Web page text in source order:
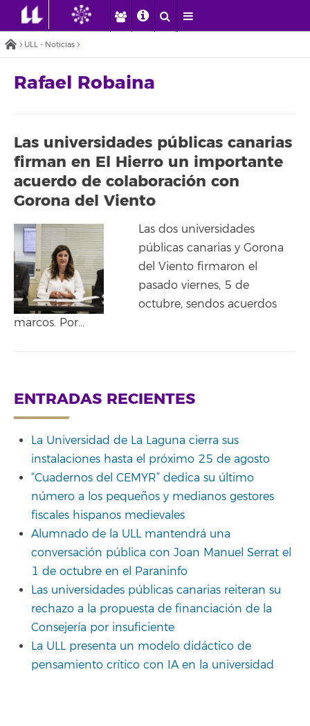
ULL - Noticias
Rafael Robaina
Las universidades públicas canarias
firman en El Hierro un importante
acuerdo de colaboración con
Gorona del Viento
Las dos universidades
públicas canarias y Gorona
del Viento firmaron el
pasado viernes, 5 de
octubre, sendos acuerdos
marcos. Por…
ENTRADAS RECIENTES
La Universidad de La Laguna cierra sus
instalaciones hasta el próximo 25 de agosto
“Cuadernos del CEMYR” dedica su último
número a los pequeños y medianos gestores
fiscales hispanos medievales
Alumnado de la ULL mantendrá una
conversación pública con Joan Manuel Serrat el
1 de octubre en el Paraninfo
Las universidades públicas canarias reiteran su
rechazo a la propuesta de financiación de la
Consejería por insuficiente
La ULL presenta un modelo didáctico de
pensamiento crítico con IA en la universidad